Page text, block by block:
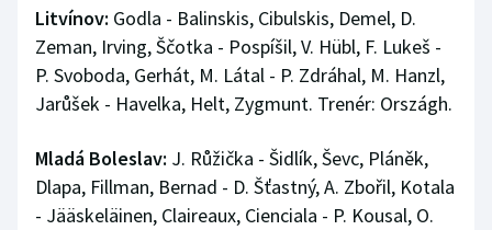
Litvínov: Godla - Balinskis, Cibulskis, Demel, D.
Zeman, Irving, Ščotka - Pospíšil, V. Hübl, F. Lukeš -
P. Svoboda, Gerhát, M. Látal - P. Zdráhal, M. Hanzl,
Jarůšek - Havelka, Helt, Zygmunt. Trenér: Országh.
Mladá Boleslav: J. Růžička - Šidlík, Ševc, Pláněk,
Dlapa, Fillman, Bernad - D. Šťastný, A. Zbořil, Kotala
- Jääskeläinen, Claireaux, Cienciala - P. Kousal, O.